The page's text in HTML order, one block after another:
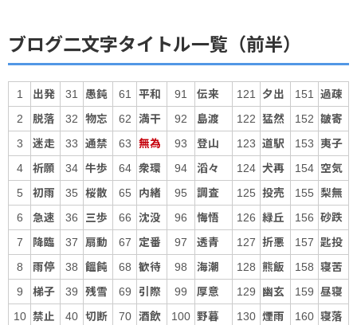
ブログ二文字タイトル一覧（前半）
1 出発 31 愚鈍 61 平和 91 伝来 121 夕出 151 過疎
2 脱落 32 物忘 62 満干 92 島渡 122 猛然 152 皺寄
3 迷走 33 通禁 63 無為 93 登山 123 道駅 153 夷子
4 祈願 34 牛歩 64 衆環 94 滔々 124 犬再 154 空気
5 初雨 35 桜散 65 内緒 95 調査 125 投売 155 梨無
6 急速 36 三歩 66 沈没 96 悔悟 126 緑丘 156 砂跌
7 降臨 37 扇動 67 定番 97 透青 127 折悪 157 匙投
8 雨停 38 饂飩 68 歓待 98 海潮 128 熊飯 158 寝苦
9 梯子 39 残雪 69 引際 99 厚意 129 幽玄 159 昼寝
10 禁止 40 切断 70 酒飲 100 野暮 130 煙雨 160 寝落